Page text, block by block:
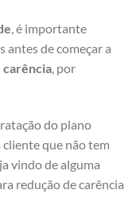
, é importante
antes de começar a
carência, por
do plano
cliente que não tem
vindo de alguma
redução de carência